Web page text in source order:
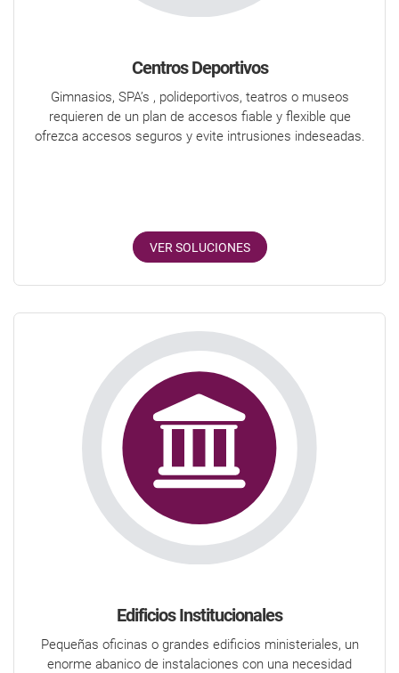
Centros Deportivos
Gimnasios, SPA’s , polideportivos, teatros o museos
requieren de un plan de accesos fiable y flexible que
ofrezca accesos seguros y evite intrusiones indeseadas.
VER SOLUCIONES
Edificios Institucionales
Pequeñas oficinas o grandes edificios ministeriales, un
enorme abanico de instalaciones con una necesidad